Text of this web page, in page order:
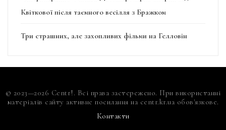
Квіткової після таємного весілля з Бражком
Три страшних, але захопливих фільми на Гелловін
© 2023—2026 Centr!. Всі права застережено. При використанні
матеріалів сайту активне посилання на centr.kr.ua обов'язкове.
Контакти